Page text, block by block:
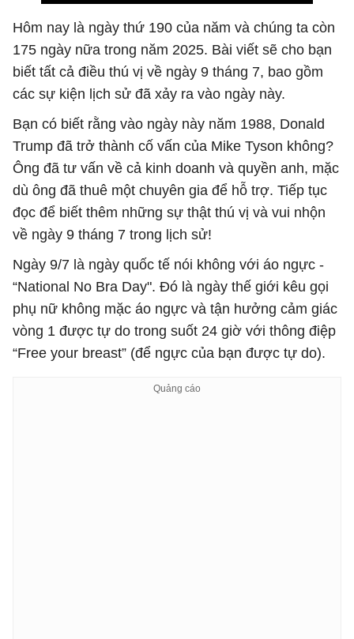
Hôm nay là ngày thứ 190 của năm và chúng ta còn
175 ngày nữa trong năm 2025. Bài viết sẽ cho bạn
biết tất cả điều thú vị về ngày 9 tháng 7, bao gồm
các sự kiện lịch sử đã xảy ra vào ngày này.
Bạn có biết rằng vào ngày này năm 1988, Donald
Trump đã trở thành cố vấn của Mike Tyson không?
Ông đã tư vấn về cả kinh doanh và quyền anh, mặc
dù ông đã thuê một chuyên gia để hỗ trợ. Tiếp tục
đọc để biết thêm những sự thật thú vị và vui nhộn
về ngày 9 tháng 7 trong lịch sử!
Ngày 9/7 là ngày quốc tế nói không với áo ngực -
“National No Bra Day". Đó là ngày thế giới kêu gọi
phụ nữ không mặc áo ngực và tận hưởng cảm giác
vòng 1 được tự do trong suốt 24 giờ với thông điệp
“Free your breast” (để ngực của bạn được tự do).